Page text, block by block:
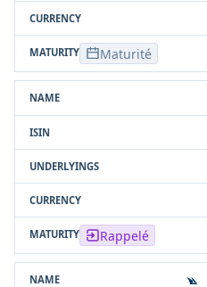
Maturité
Rappelé